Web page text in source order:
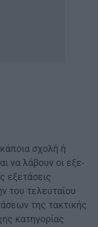
σχολή ή
να λάβουν οι εξε-
εξετάσεις
του τελευταίου
της τακτικής
κατηγορίας